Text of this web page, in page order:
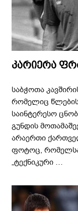
კარიერა
საბჭოთა
რომელიც წლების
საინტერესო
გუნდის
არაერთი
ფოტოც,
„ტექნიკური …